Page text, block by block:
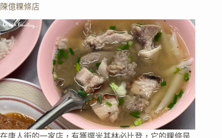
陳億粿條店
在唐人街的一家店，有獲選米其林必比登，它的粿條是